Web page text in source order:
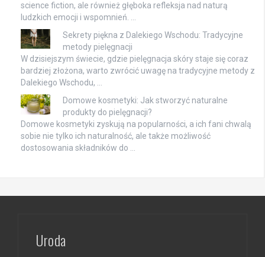
science fiction, ale również głęboka refleksja nad naturą
ludzkich emocji i wspomnień. …
Sekrety piękna z Dalekiego Wschodu: Tradycyjne
metody pielęgnacji
W dzisiejszym świecie, gdzie pielęgnacja skóry staje się coraz
bardziej złożona, warto zwrócić uwagę na tradycyjne metody z
Dalekiego Wschodu, …
Domowe kosmetyki: Jak stworzyć naturalne
produkty do pielęgnacji?
Domowe kosmetyki zyskują na popularności, a ich fani chwalą
sobie nie tylko ich naturalność, ale także możliwość
dostosowania składników do …
Uroda